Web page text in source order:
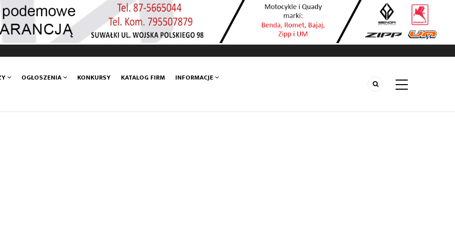
OGŁOSZENIA KONKURSY KATALOG FIRM INFORMACJE